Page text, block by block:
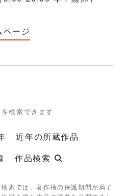
ージ
検索できます
近年の所蔵作品
作品検索
索では、著作権の保護期間が満了